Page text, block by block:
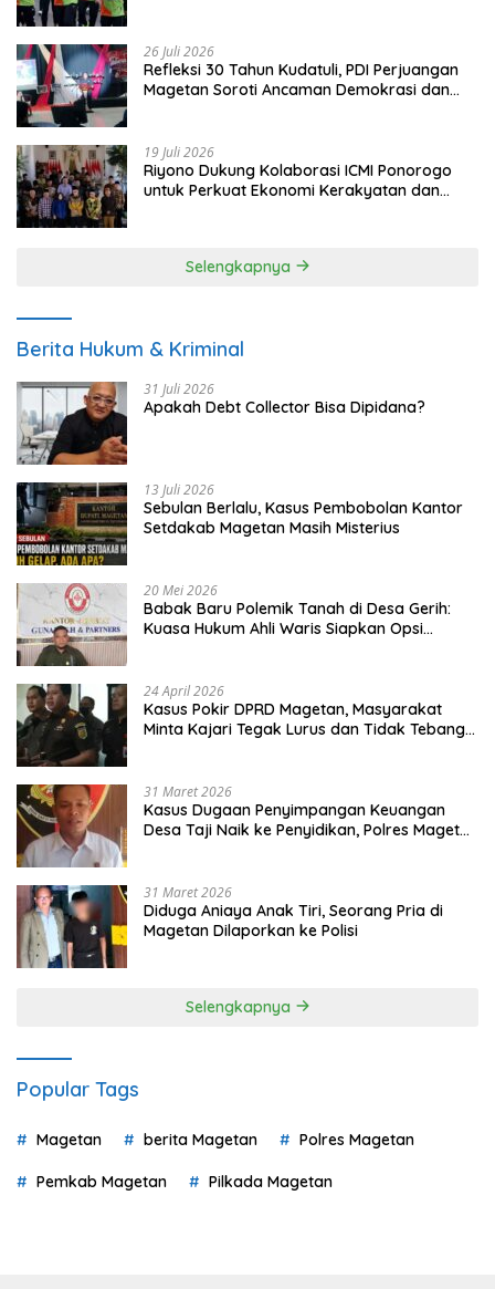
26 Juli 2026
Refleksi 30 Tahun Kudatuli, PDI Perjuangan
Magetan Soroti Ancaman Demokrasi dan
19 Juli 2026
Riyono Dukung Kolaborasi ICMI Ponorogo
untuk Perkuat Ekonomi Kerakyatan dan
Selengkapnya
Berita Hukum & Kriminal
31 Juli 2026
Apakah Debt Collector Bisa Dipidana?
13 Juli 2026
Sebulan Berlalu, Kasus Pembobolan Kantor
Setdakab Magetan Masih Misterius
20 Mei 2026
Babak Baru Polemik Tanah di Desa Gerih:
Kuasa Hukum Ahli Waris Siapkan Opsi
24 April 2026
Kasus Pokir DPRD Magetan, Masyarakat
Minta Kajari Tegak Lurus dan Tidak Tebang
31 Maret 2026
Kasus Dugaan Penyimpangan Keuangan
Desa Taji Naik ke Penyidikan, Polres Magetan
31 Maret 2026
Diduga Aniaya Anak Tiri, Seorang Pria di
Magetan Dilaporkan ke Polisi
Selengkapnya
Popular Tags
Magetan berita Magetan Polres Magetan
Pemkab Magetan Pilkada Magetan